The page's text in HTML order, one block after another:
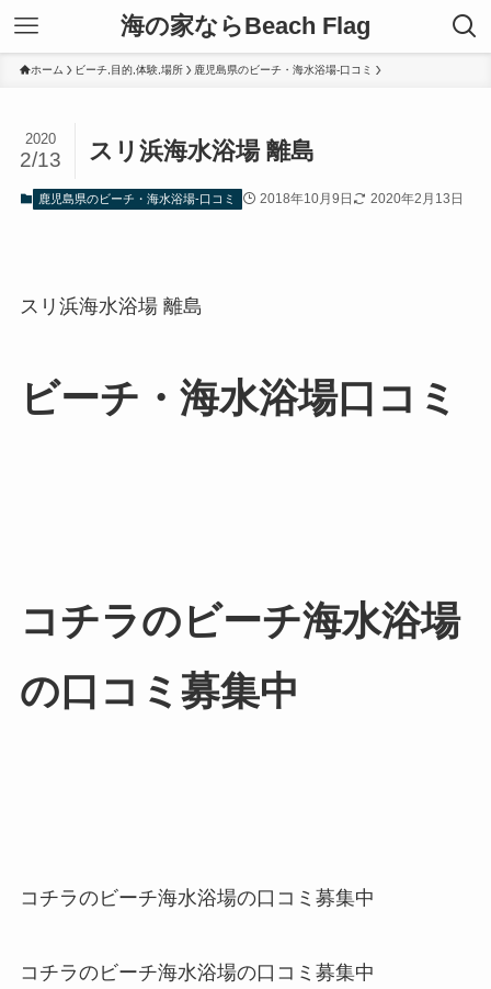
海の家ならBeach Flag
ホーム ビーチ,目的,体験,場所 鹿児島県のビーチ・海水浴場-口コミ
スリ浜海水浴場 離島
2020
2/13
鹿児島県のビーチ・海水浴場-口コミ 2018年10月9日 2020年2月13日
スリ浜海水浴場 離島
ビーチ・海水浴場口コミ
コチラのビーチ海水浴場
の口コミ募集中
コチラのビーチ海水浴場の口コミ募集中
コチラのビーチ海水浴場の口コミ募集中